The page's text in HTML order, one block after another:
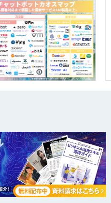
の法人向けAI研修
with KDDI
成を効率化する生成
AI ホスピタル」
イドAI人材育成研修